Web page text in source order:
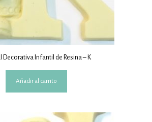
Decorativa Infantil de Resina – K
Añadir al carrito